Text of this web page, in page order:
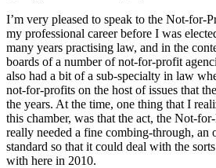
I’m very pleased to speak to the Not-for-
my professional career before I was
many years practising law, and in the
boards of a number of not-for-profit
also had a bit of a sub-specialty in law
not-for-profits on the host of issues that
the years. At the time, one thing that I
this chamber, was that the act, the Not-
really needed a fine combing-through, an
standard so that it could deal with the
with here in 2010.